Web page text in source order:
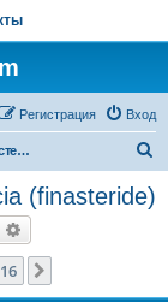
Вход
Регистрация
Пропеция (финастерид) - Propecia (finasteride)
(finasteride)
Поиск
16